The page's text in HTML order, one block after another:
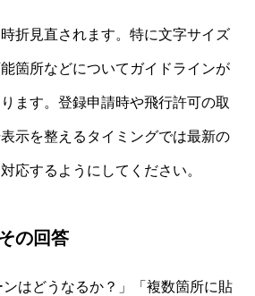
折見直されます。特に文字サイズ
箇所などについてガイドラインが
ます。登録申請時や飛行許可の取
示を整えるタイミングでは最新の
応するようにしてください。
の回答
ンはどうなるか？」「複数箇所に貼